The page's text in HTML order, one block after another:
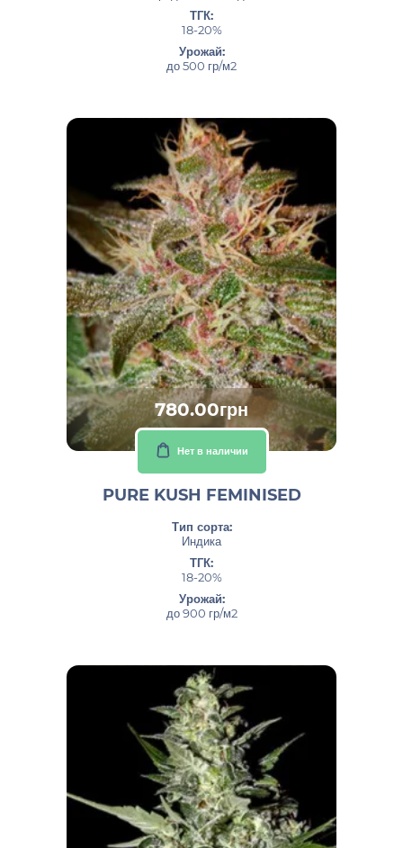
ТГК:
18-20%
Урожай:
до 500 гр/м2
780.00грн
Нет в наличии
PURE KUSH FEMINISED
Тип сорта:
Индика
ТГК:
18-20%
Урожай:
до 900 гр/м2